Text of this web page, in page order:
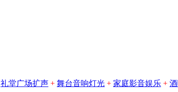
礼堂广场扩声 + 舞台音响灯光 + 家庭影音娱乐 +